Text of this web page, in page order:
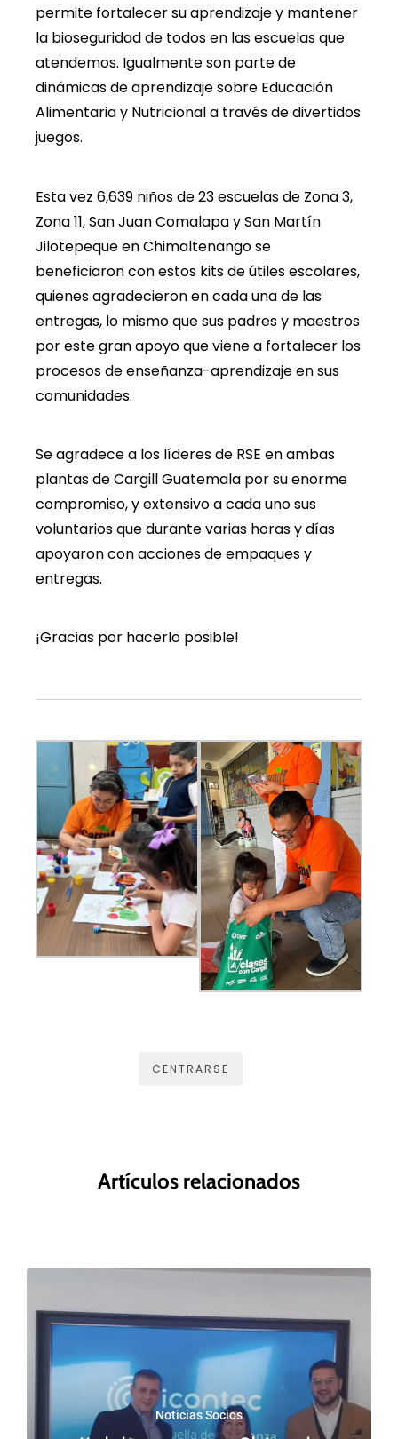
permite fortalecer su aprendizaje y mantener
la bioseguridad de todos en las escuelas que
atendemos. Igualmente son parte de
dinámicas de aprendizaje sobre Educación
Alimentaria y Nutricional a través de divertidos
juegos.
Esta vez 6,639 niños de 23 escuelas de Zona 3,
Zona 11, San Juan Comalapa y San Martín
Jilotepeque en Chimaltenango se
beneficiaron con estos kits de útiles escolares,
quienes agradecieron en cada una de las
entregas, lo mismo que sus padres y maestros
por este gran apoyo que viene a fortalecer los
procesos de enseñanza-aprendizaje en sus
comunidades.
Se agradece a los líderes de RSE en ambas
plantas de Cargill Guatemala por su enorme
compromiso, y extensivo a cada uno sus
voluntarios que durante varias horas y días
apoyaron con acciones de empaques y
entregas.
¡Gracias por hacerlo posible!
CENTRARSE
Artículos relacionados
Noticias Socios